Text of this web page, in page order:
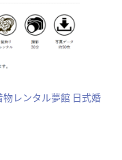
物レンタル夢館 日式婚